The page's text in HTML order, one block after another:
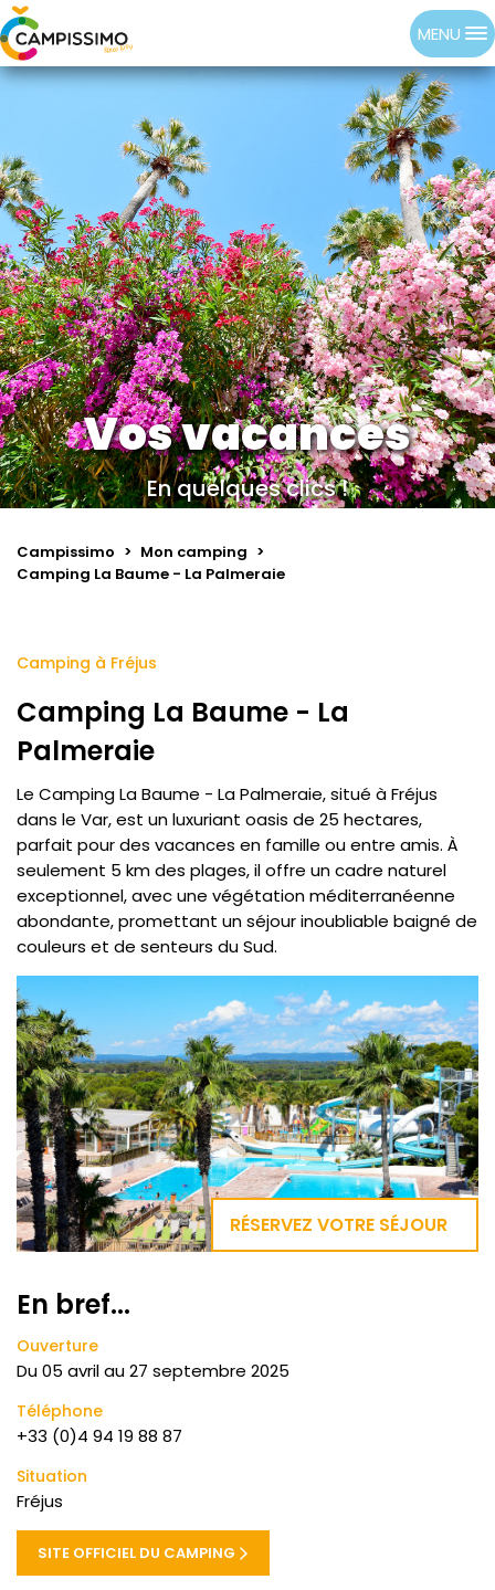
MENU
Vos vacances
En quelques clics !
Campissimo > Mon camping >
Camping La Baume - La Palmeraie
Camping à Fréjus
Camping La Baume - La
Palmeraie
Le Camping La Baume - La Palmeraie, situé à Fréjus
dans le Var, est un luxuriant oasis de 25 hectares,
parfait pour des vacances en famille ou entre amis. À
seulement 5 km des plages, il offre un cadre naturel
exceptionnel, avec une végétation méditerranéenne
abondante, promettant un séjour inoubliable baigné de
couleurs et de senteurs du Sud.
RÉSERVEZ VOTRE SÉJOUR
En bref...
Ouverture
Du05 avrilau27 septembre 2025
Téléphone
+33 (0)4 94 19 88 87
Situation
Fréjus
SITE OFFICIEL DU CAMPING